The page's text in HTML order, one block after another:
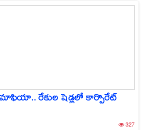
మాఫియా.. రేకుల షెడ్లలో కార్పొరేట్
327